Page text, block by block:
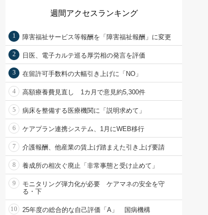
週間アクセスランキング
1 障害福祉サービス等報酬を「障害福祉報酬」に変更
2 日医、電子カルテ巡る厚労相の発言を評価
3 在留許可手数料の大幅引き上げに「NO」
4 高額療養費見直し 1カ月で意見約5,300件
5 病床を整備する医療機関に「説明求めて」
6 ケアプラン連携システム、1月にWEB移行
7 介護報酬、他産業の賃上げ踏まえた引き上げ要請
8 養成所の相次ぐ廃止「非常事態と受け止めて」
9
モニタリング弾力化が必要 ケアマネの安全を守
る・下
10 25年度の総合的な自己評価「A」 国病機構